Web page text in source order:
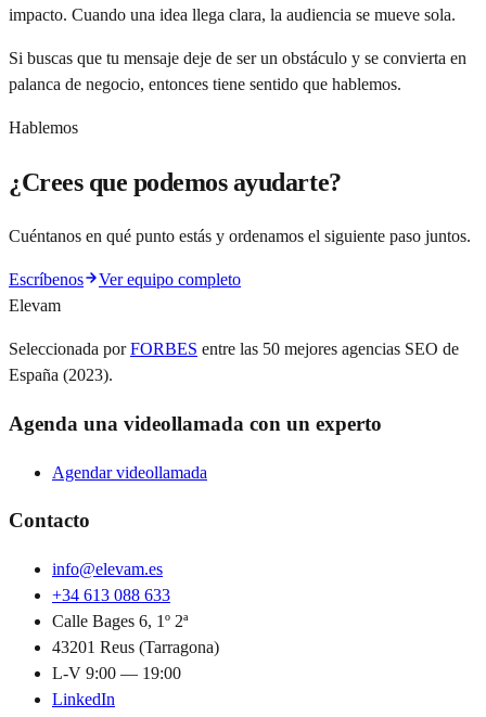
impacto. Cuando una idea llega clara, la audiencia se mueve sola.
Si buscas que tu mensaje deje de ser un obstáculo y se convierta en
palanca de negocio, entonces tiene sentido que hablemos.
Hablemos
¿Crees que podemos ayudarte?
Cuéntanos en qué punto estás y ordenamos el siguiente paso juntos.
Escríbenos
Ver equipo completo
Elevam
Seleccionada por FORBES entre las 50 mejores agencias SEO de
España (2023).
Agenda una videollamada con un experto
Agendar videollamada
Contacto
info@elevam.es
+34 613 088 633
Calle Bages 6, 1º 2ª
43201 Reus (Tarragona)
L-V 9:00 — 19:00
LinkedIn